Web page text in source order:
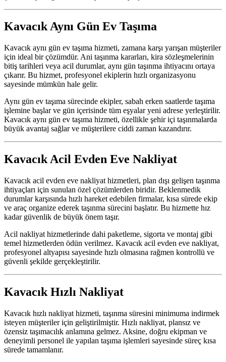
Kavacık Aynı Gün Ev Taşıma
Kavacık aynı gün ev taşıma hizmeti, zamana karşı yarışan müşteriler
için ideal bir çözümdür. Ani taşınma kararları, kira sözleşmelerinin
bitiş tarihleri veya acil durumlar, aynı gün taşınma ihtiyacını ortaya
çıkarır. Bu hizmet, profesyonel ekiplerin hızlı organizasyonu
sayesinde mümkün hale gelir.
Aynı gün ev taşıma sürecinde ekipler, sabah erken saatlerde taşıma
işlemine başlar ve gün içerisinde tüm eşyalar yeni adrese yerleştirilir.
Kavacık aynı gün ev taşıma hizmeti, özellikle şehir içi taşınmalarda
büyük avantaj sağlar ve müşterilere ciddi zaman kazandırır.
Kavacık Acil Evden Eve Nakliyat
Kavacık acil evden eve nakliyat hizmetleri, plan dışı gelişen taşınma
ihtiyaçları için sunulan özel çözümlerden biridir. Beklenmedik
durumlar karşısında hızlı hareket edebilen firmalar, kısa sürede ekip
ve araç organize ederek taşınma sürecini başlatır. Bu hizmette hız
kadar güvenlik de büyük önem taşır.
Acil nakliyat hizmetlerinde dahi paketleme, sigorta ve montaj gibi
temel hizmetlerden ödün verilmez. Kavacık acil evden eve nakliyat,
profesyonel altyapısı sayesinde hızlı olmasına rağmen kontrollü ve
güvenli şekilde gerçekleştirilir.
Kavacık Hızlı Nakliyat
Kavacık hızlı nakliyat hizmeti, taşınma süresini minimuma indirmek
isteyen müşteriler için geliştirilmiştir. Hızlı nakliyat, plansız ve
özensiz taşımacılık anlamına gelmez. Aksine, doğru ekipman ve
deneyimli personel ile yapılan taşıma işlemleri sayesinde süreç kısa
sürede tamamlanır.